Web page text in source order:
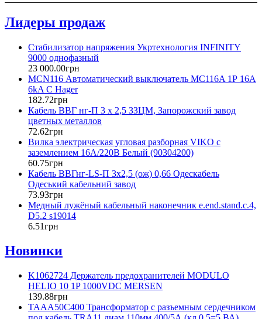
Лидеры продаж
Стабилизатор напряжения Укртехнология INFINITY
9000 однофазный
23 000.00грн
MCN116 Автоматический выключатель MC116A 1Р 16А
6kA C Hager
182.72грн
Кабель ВВГ нг-П 3 х 2,5 ЗЗЦМ, Запорожский завод
цветных металлов
72.62грн
Вилка электрическая угловая разборная VIKO с
заземлением 16А/220В Белый (90304200)
60.75грн
Кабель ВВГнг-LS-П 3х2,5 (ож) 0,66 Одескабель
Одеський кабельний завод
73.93грн
Медный лужёный кабельный наконечник e.end.stand.c.4,
D5.2 s19014
6.51грн
Новинки
K1062724 Держатель предохранителей MODULO
HELIO 10 1P 1000VDC MERSEN
139.88грн
TAAA50C400 Трансформатор с разъемным сердечником